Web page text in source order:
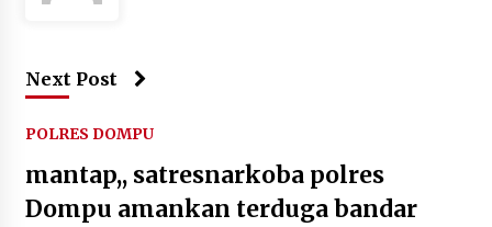
Next Post
POLRES DOMPU
mantap,, satresnarkoba polres
Dompu amankan terduga bandar